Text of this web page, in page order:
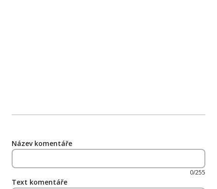
Název komentáře
0/255
Text komentáře